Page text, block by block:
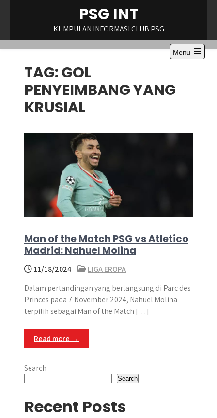
PSG INT
KUMPULAN INFORMASI CLUB PSG
Menu
Open
TAG:GOL
PENYEIMBANG YANG
KRUSIAL
Man of the Match PSG vs Atletico
Madrid: Nahuel Molina
11/18/2024
LIGA EROPA
Dalam pertandingan yang berlangsung di Parc des
Princes pada 7 November 2024, Nahuel Molina
terpilih sebagai Man of the Match […]
Read more →
Search
Search
Recent Posts